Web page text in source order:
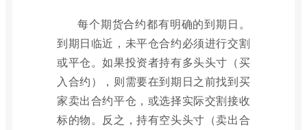
每个期货合约都有明确的到期日。
到期日临近，未平仓合约必须进行交割
或平仓。如果投资者持有多头头寸（买
入合约），则需要在到期日之前找到买
家卖出合约平仓，或选择实际交割接收
标的物。反之，持有空头头寸（卖出合